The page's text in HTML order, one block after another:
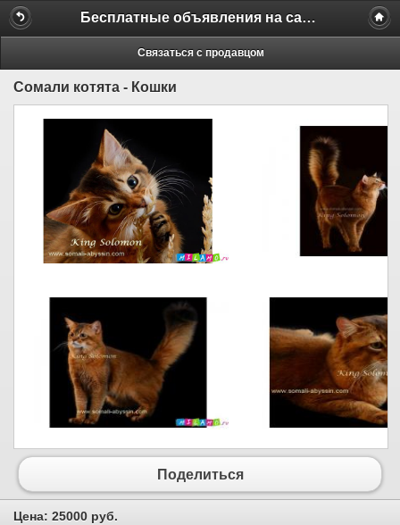
Бесплатные объявления на сайте MILAMO.ru
Связаться с продавцом
Сомали котята - Кошки
Поделиться
Цена: 25000 руб.